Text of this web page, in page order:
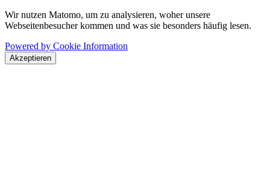
Wir nutzen Matomo, um zu analysieren, woher unsere
Webseitenbesucher kommen und was sie besonders häufig lesen.
Powered by Cookie Information
Akzeptieren